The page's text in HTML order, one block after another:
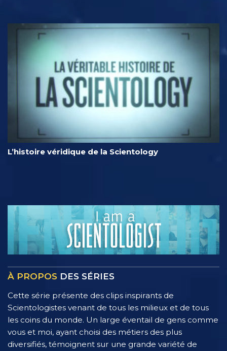
L’histoire véridique de la Scientology
À PROPOS DES SÉRIES
Cette série présente des clips inspirants de
Scientologistes venant de tous les milieux et de tous
les coins du monde. Un large éventail de gens comme
vous et moi, ayant choisi des métiers des plus
diversifiés, témoignent sur une grande variété de